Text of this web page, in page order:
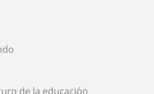
de la educación